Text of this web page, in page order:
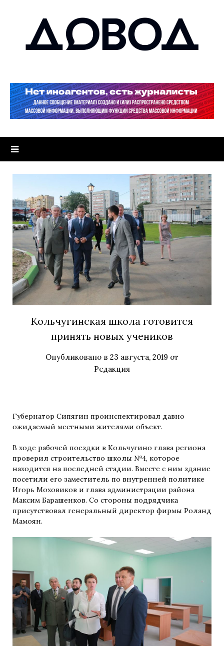
Кольчугинская школа готовится
принять новых учеников
Опубликовано в 23 августа, 2019 от
Редакция
Губернатор Сипягин проинспектировал давно
ожидаемый местными жителями объект.
В ходе рабочей поездки в Кольчугино глава региона
проверил строительство школы №4, которое
находится на последней стадии. Вместе с ним здание
посетили его заместитель по внутренней политике
Игорь Моховиков и глава администрации района
Максим Барашенков. Со стороны подрядчика
присутствовал генеральный директор фирмы Роланд
Мамоян.